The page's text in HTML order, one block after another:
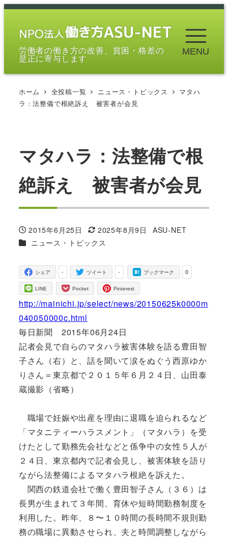
メ
労働者の働き方の改善、貧困・格差の
是正に寄与します
MENU
ホーム 全投稿一覧 ニュース・トピックス
マタハ
ラ：法整備で根絶訴え 被害者が会見
マタハラ：法整備で根
絶訴え 被害者が会見
投稿日
2015年6月25日
更新日
2025年8月9日
著
ASU-NET
カテゴリー
ニュース・トピックス
-
シェア -
ツイート 0
ブックマーク
LINE Pocket Pinterest
http://mainichi.jp/select/news/20150625k0000m
040050000c.html
毎日新聞 2015年06月24日
記者会見で自らのマタハラ被害体験を語る豊田智
子さん（右）と、話を聞いて涙をぬぐう西原ゆか
りさん＝東京都で２０１５年６月２４日、山田泰
蔵撮影（省略）
職場で妊娠や出産を理由に退職を迫られるなど
「マタニティーハラスメント」（マタハラ）を受
けたとして勤務先会社などと係争中の女性５人が
２４日、東京都内で記者会見し、被害体験を語り
ながら法整備によるマタハラ根絶を訴えた。
関西の鉄道会社で働く豊田智子さん（３６）は
長男が生まれて３年間、育休や短時間勤務制度を
利用した。昨年、８〜１０時間の長時間不規則勤
務の職場に異動させられ、夫と時間調整しながら